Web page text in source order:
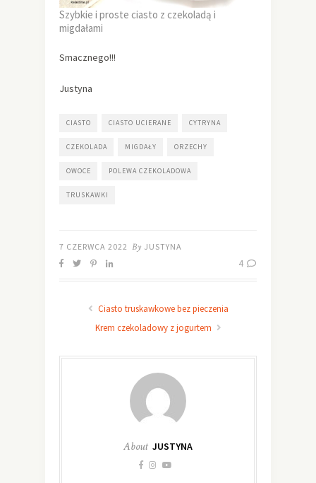
Szybkie i proste ciasto z czekoladą i
migdałami
Smacznego!!!
Justyna
CIASTO CIASTO UCIERANE CYTRYNA
CZEKOLADA MIGDAŁY ORZECHY
OWOCE POLEWA CZEKOLADOWA
TRUSKAWKI
7 CZERWCA 2022 By JUSTYNA
4
Ciasto truskawkowe bez pieczenia
Krem czekoladowy z jogurtem
About JUSTYNA